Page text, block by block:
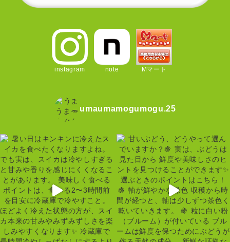
instagram note Mマート
umaumamogumogu.25